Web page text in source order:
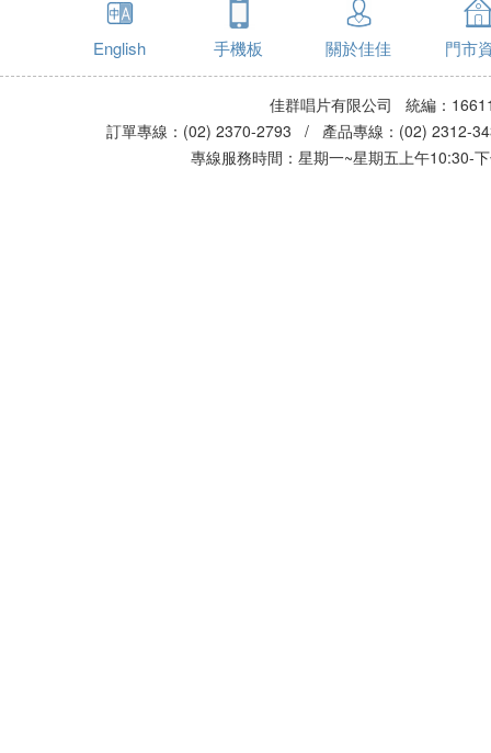
English 手機板 關於佳佳 門市
佳群唱片有限公司 統編：
訂單專線：(02) 2370-2793 / 產品專線：(02)
專線服務時間：星期一~星期五上午10:30-